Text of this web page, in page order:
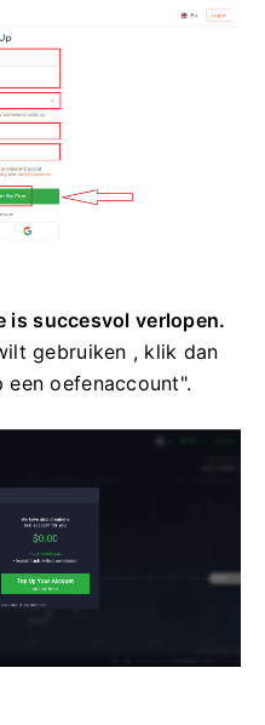
is succesvol verlopen.
gebruiken , klik dan
oefenaccount".